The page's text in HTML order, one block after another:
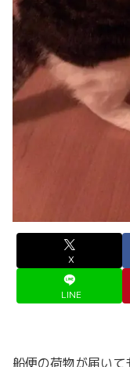
X
LINE
船便の荷物が届い